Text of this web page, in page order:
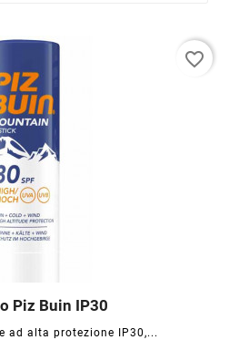
Piz Buin IP30
ad alta protezione IP30,...
 
favorite_border